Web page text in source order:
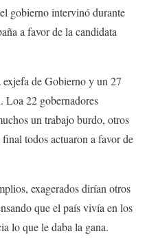
gobierno intervinó durante
a favor de la candidata
de Gobierno y un 27
Loa 22 gobernadores
un trabajo burdo, otros
todos actuaron a favor de
exagerados dirían otros
que el país vivía en los
lo que le daba la gana.